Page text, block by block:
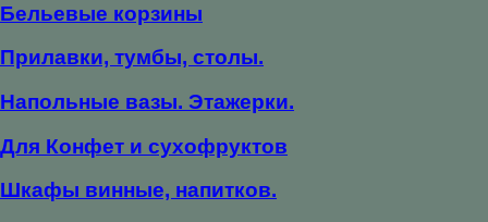
Бельевые корзины
Прилавки, тумбы, столы.
Напольные вазы. Этажерки.
Для Конфет и сухофруктов
Шкафы винные, напитков.